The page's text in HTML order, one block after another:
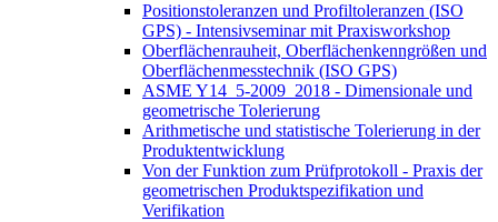
Positionstoleranzen und Profiltoleranzen (ISO
GPS) - Intensivseminar mit Praxisworkshop
Oberflächenrauheit, Oberflächenkenngrößen und
Oberflächenmesstechnik (ISO GPS)
ASME Y14_5-2009_2018 - Dimensionale und
geometrische Tolerierung
Arithmetische und statistische Tolerierung in der
Produktentwicklung
Von der Funktion zum Prüfprotokoll - Praxis der
geometrischen Produktspezifikation und
Verifikation